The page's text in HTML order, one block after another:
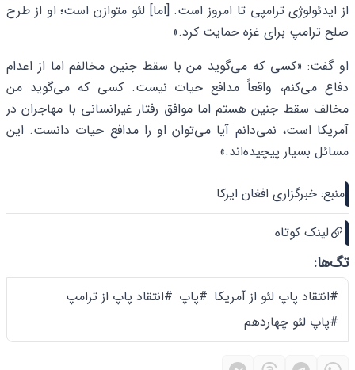
از ایدئولوژی ترامپی تا امروز است. [اما] لئو متوازن است؛ او از طرح
صلح ترامپ برای غزه حمایت کرد.»
او گفت: «کسی که می‌گوید من با سقط جنین مخالفم اما از اعدام
دفاع می‌کنم، واقعاً مدافع حیات نیست. کسی که می‌گوید من
مخالف سقط جنین هستم اما موافق رفتار غیرانسانی با مهاجران در
آمریکا است، نمی‌دانم آیا می‌توان او را مدافع حیات دانست. این
مسائل بسیار پیچیده‌اند.»
منبع: خبرگزاری افغان ایرکا
لینک کوتاه
تگ‌ها:
#انتقاد پاپ لئو از آمریکا #پاپ #انتقاد پاپ از ترامپ
#پاپ لئو چهاردهم